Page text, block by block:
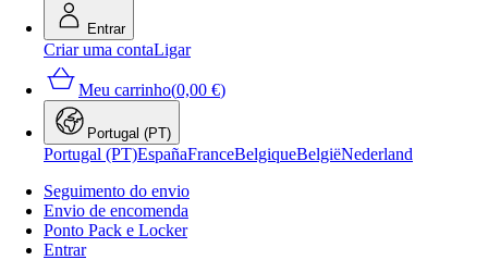
Entrar
Criar uma contaLigar
Meu carrinho(0,00 €)
Portugal (PT)
Portugal (PT)EspañaFranceBelgiqueBelgiëNederland
Seguimento do envio
Envio de encomenda
Ponto Pack e Locker
Entrar